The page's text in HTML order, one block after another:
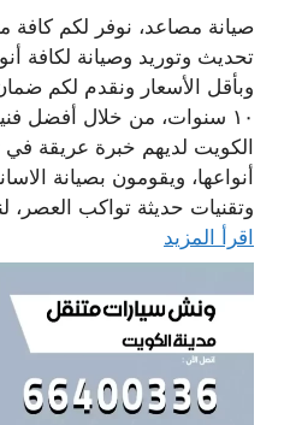
صيانة مصاعد، نوفر لكم كافة
تحديث وتوريد وصيانة لكافة
وبأقل الأسعار ونقدم لكم
١٠ سنوات، من خلال أفضل
الكويت لديهم خبرة عريقة في
أنواعها، ويقومون بصيانة
وتقنيات حديثة تواكب
اقرأ المزيد